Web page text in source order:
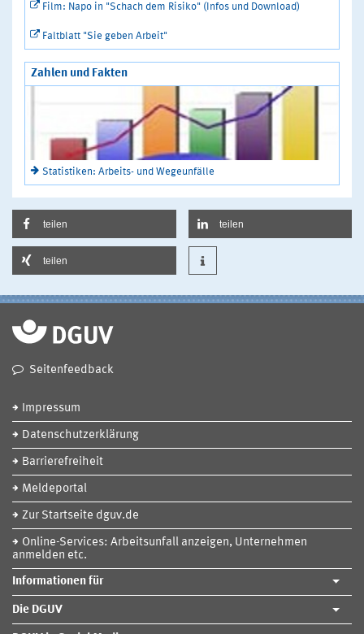
Film: Napo in "Schach dem Risiko" (Infos und Download)
Faltblatt "Sie geben Arbeit"
Zahlen und Fakten
Statistiken: Arbeits- und Wegeunfälle
teilen teilen
teilen
Seitenfeedback
Impressum
Datenschutzerklärung
Barrierefreiheit
Meldeportal
Zur Startseite dguv.de
Online-Services: Arbeitsunfall anzeigen, Unternehmen
anmelden etc.
Informationen für
Die DGUV